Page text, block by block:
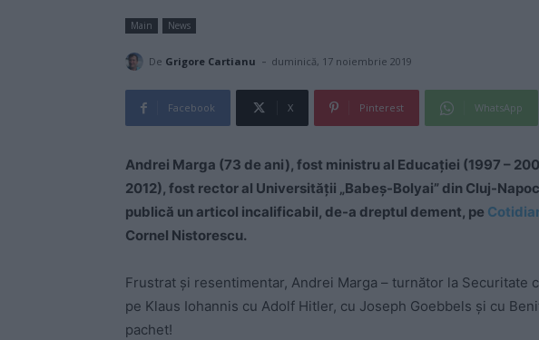
Main News
De Grigore Cartianu - duminică, 17 noiembrie 2019
Facebook X Pinterest WhatsApp
Andrei Marga (73 de ani), fost ministru al Educației (1997 –
2012), fost rector al Universității „Babeș-Bolyai” din Cluj-
publică un articol incalificabil, de-a dreptul dement, pe
Cornel Nistorescu.
Frustrat și resentimentar, Andrei Marga – turnător la Securitate
pe Klaus Iohannis cu Adolf Hitler, cu Joseph Goebbels și cu
pachet!